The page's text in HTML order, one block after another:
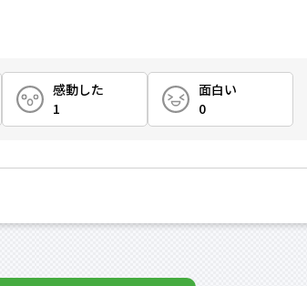
感動した
1
面白い
0